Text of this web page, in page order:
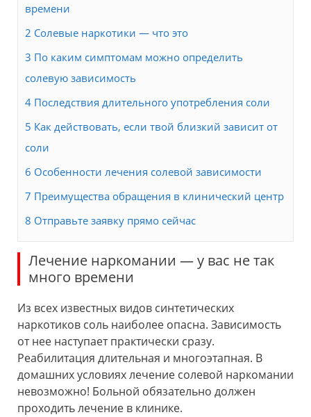
времени
2 Солевые наркотики — что это
3 По каким симптомам можно определить
солевую зависимость
4 Последствия длительного употребления соли
5 Как действовать, если твой близкий зависит от
соли
6 Особенности лечения солевой зависимости
7 Преимущества обращения в клинический центр
8 Отправьте заявку прямо сейчас
Лечение наркомании — у вас не так
много времени
Из всех известных видов синтетических
наркотиков соль наиболее опасна. Зависимость
от нее наступает практически сразу.
Реабилитация длительная и многоэтапная. В
домашних условиях лечение солевой наркомании
невозможно! Больной обязательно должен
проходить лечение в клинике.